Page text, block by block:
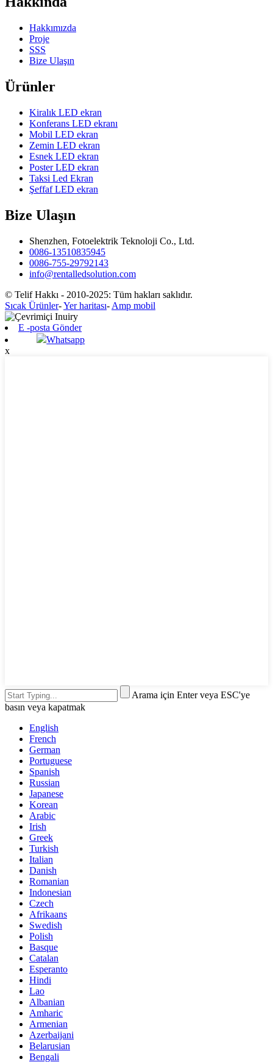
Hakkımızda
Proje
SSS
Bize Ulaşın
Ürünler
Kiralık LED ekran
Konferans LED ekranı
Mobil LED ekran
Zemin LED ekran
Esnek LED ekran
Poster LED ekran
Taksi Led Ekran
Şeffaf LED ekran
Bize Ulaşın
Shenzhen, Fotoelektrik Teknoloji Co., Ltd.
0086-13510835945
0086-755-29792143
info@rentalledsolution.com
© Telif Hakkı - 2010-2025: Tüm hakları saklıdır.
Sıcak Ürünler-Yer haritası- Amp mobil
E -posta Gönder
Whatsapp
x
Arama için Enter veya ESC'ye
basın veya kapatmak
English
French
German
Portuguese
Spanish
Russian
Japanese
Korean
Arabic
Irish
Greek
Turkish
Italian
Danish
Romanian
Indonesian
Czech
Afrikaans
Swedish
Polish
Basque
Catalan
Esperanto
Hindi
Lao
Albanian
Amharic
Armenian
Azerbaijani
Belarusian
Bengali